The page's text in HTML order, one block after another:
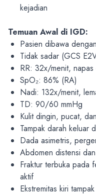
kejadian
Temuan Awal di IGD:
Pasien dibawa
Tidak sadar (GCS
RR: 32x/menit,
SpO₂: 86% (RA)
Nadi: 132x/menit,
TD: 90/60 mmHg
Kulit dingin, pucat,
Tampak darah keluar
Dada asimetris,
Abdomen distensi
Fraktur terbuka pada
aktif
Ekstremitas kiri